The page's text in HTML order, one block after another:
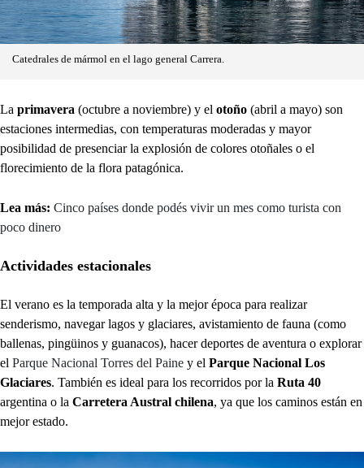
Catedrales de mármol en el lago general Carrera.
La primavera (octubre a noviembre) y el otoño (abril a mayo) son
estaciones intermedias, con temperaturas moderadas y mayor
posibilidad de presenciar la explosión de colores otoñales o el
florecimiento de la flora patagónica.
Lea más: Cinco países donde podés vivir un mes como turista con
poco dinero
Actividades estacionales
El verano es la temporada alta y la mejor época para realizar
senderismo, navegar lagos y glaciares, avistamiento de fauna (como
ballenas, pingüinos y guanacos), hacer deportes de aventura o explorar
el Parque Nacional Torres del Paine y el Parque Nacional Los
Glaciares. También es ideal para los recorridos por la Ruta 40
argentina o la Carretera Austral chilena, ya que los caminos están en
mejor estado.